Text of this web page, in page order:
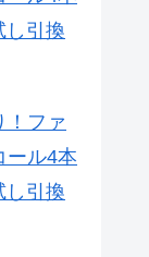
し引換
！ファ
ール4本
し引換